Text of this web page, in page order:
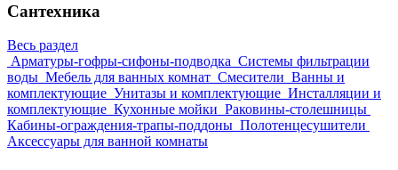
Сантехника
Весь раздел
Арматуры-гофры-сифоны-подводка Системы фильтрации
воды Мебель для ванных комнат Смесители Ванны и
комплектующие Унитазы и комплектующие Инсталляции и
комплектующие Кухонные мойки Раковины-столешницы
Кабины-ограждения-трапы-поддоны Полотенцесушители
Аксессуары для ванной комнаты